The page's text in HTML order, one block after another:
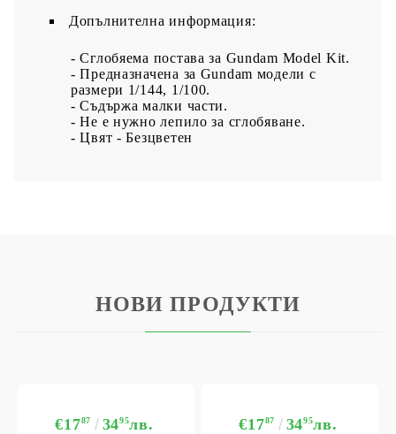
Допълнителна информация:
- Сглобяема постава за Gundam Model Kit.
- Предназначена за Gundam модели с
размери 1/144, 1/100.
- Съдържа малки части.
- Не е нужно лепило за сглобяване.
- Цвят - Безцветен
НОВИ ПРОДУКТИ
€1787 3495лв. €1787 3495лв.